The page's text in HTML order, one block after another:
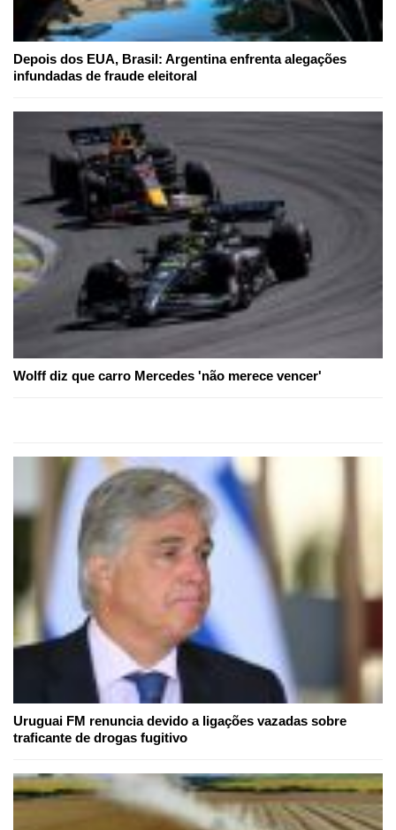
Depois dos EUA, Brasil: Argentina enfrenta alegações
infundadas de fraude eleitoral
Wolff diz que carro Mercedes 'não merece vencer'
Uruguai FM renuncia devido a ligações vazadas sobre
traficante de drogas fugitivo